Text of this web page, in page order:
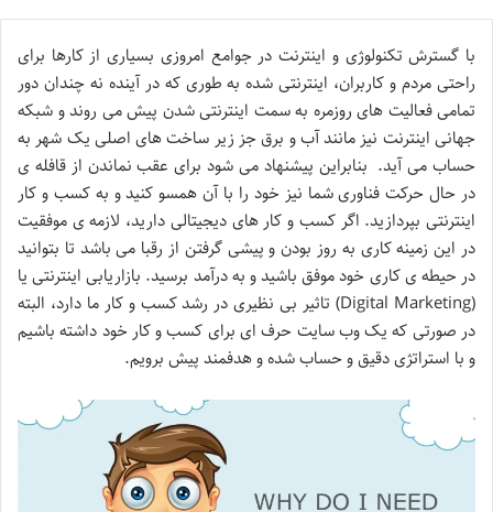
با گسترش تکنولوژی و اینترنت در جوامع امروزی بسیاری از کارها برای
راحتی مردم و کاربران، اینترنتی شده به طوری که در آینده نه چندان دور
تمامی فعالیت های روزمره به سمت اینترنتی شدن پیش می روند و شبکه
جهانی اینترنت نیز مانند آب و برق جز زیر ساخت های اصلی یک شهر به
حساب می آید. بنابراین پیشنهاد می شود برای عقب نماندن از قافله ی
در حال حرکت فناوری شما نیز خود را با آن همسو کنید و به کسب و کار
اینترنتی بپردازید. اگر کسب و کار های دیجیتالی دارید، لازمه ی موفقیت
در این زمینه کاری به روز بودن و پیشی گرفتن از رقبا می باشد تا بتوانید
در حیطه ‌ی کاری خود موفق باشید و به درآمد برسید. بازاریابی اینترنتی یا
(Digital Marketing) تاثیر بی نظیری در رشد کسب و کار ما دارد، البته
در صورتی که یک وب سایت حرف ای برای کسب و کار خود داشته باشیم
و با استراتژی دقیق و حساب شده و هدفمند پیش برویم.